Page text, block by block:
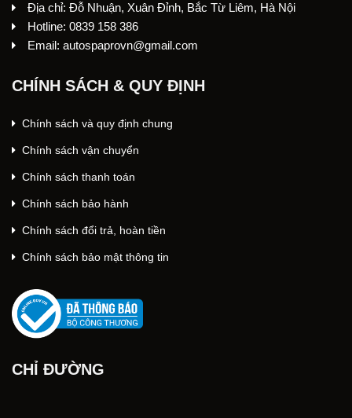
Địa chỉ: Đỗ Nhuận, Xuân Đỉnh, Bắc Từ Liêm, Hà Nội
Hotline: 0839 158 386
Email: autospaprovn@gmail.com
CHÍNH SÁCH & QUY ĐỊNH
Chính sách và quy định chung
Chính sách vận chuyển
Chính sách thanh toán
Chính sách bảo hành
Chính sách đổi trả, hoàn tiền
Chính sách bảo mật thông tin
CHỈ ĐƯỜNG